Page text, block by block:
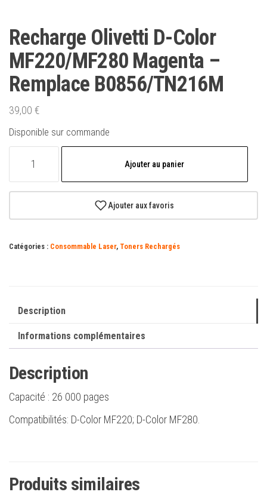
Recharge Olivetti D-Color
MF220/MF280 Magenta –
Remplace B0856/TN216M
39,00 €
Disponible sur commande
D-
MF220/MF280
Remplace
Ajouter au panier
Ajouter aux favoris
Catégories : Consommable Laser, Toners Rechargés
Description
Informations complémentaires
Description
Capacité : 26 000 pages
Compatibilités: D-Color MF220; D-Color MF280.
Produits similaires